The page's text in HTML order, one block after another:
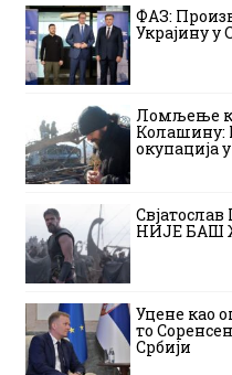
ФАЗ:
Украјину у
Ломљење
Колашину:
окупација
НИЈЕ БАШ
Уцене као
то
Србији